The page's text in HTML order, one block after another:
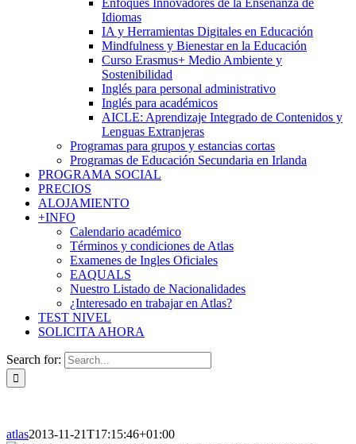
Enfoques Innovadores de la Enseñanza de
Idiomas
IA y Herramientas Digitales en Educación
Mindfulness y Bienestar en la Educación
Curso Erasmus+ Medio Ambiente y
Sostenibilidad
Inglés para personal administrativo
Inglés para académicos
AICLE: Aprendizaje Integrado de Contenidos y
Lenguas Extranjeras
Programas para grupos y estancias cortas
Programas de Educación Secundaria en Irlanda
PROGRAMA SOCIAL
PRECIOS
ALOJAMIENTO
+INFO
Calendario académico
Términos y condiciones de Atlas
Examenes de Ingles Oficiales
EAQUALS
Nuestro Listado de Nacionalidades
¿Interesado en trabajar en Atlas?
TEST NIVEL
SOLICITA AHORA
Search for:
atlas2013-11-21T17:15:46+01:00